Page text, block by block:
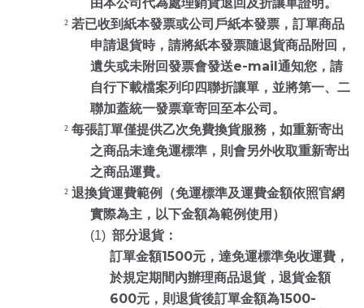
由本公司代為處理銷貨退回及折讓單證明。
² 若已收到紙本發票或公司戶紙本發票，訂單商品
申請退貨時，請將紙本發票隨退貨商品附回，
遺失或未附回發票會發送e-mail 通知您，請
自行下載檔案列印四聯折讓單，並將第一、二
聯加蓋統一發票章寄回至本公司。
² 每張訂單僅提供乙次免費換貨服務，如重新寄出
之商品未達免運標準，則會另外收取重新寄出
之商品運費。
² 退換貨運費範例（免運標準及運費金額依照官網
實際為主，以下金額為範例使用）
(1) 部分退貨：
訂單金額1500元，達免運標準免收運費，
於規定期間內辦理商品退貨，退貨金額
600元，則退貨後訂單金額為1500-